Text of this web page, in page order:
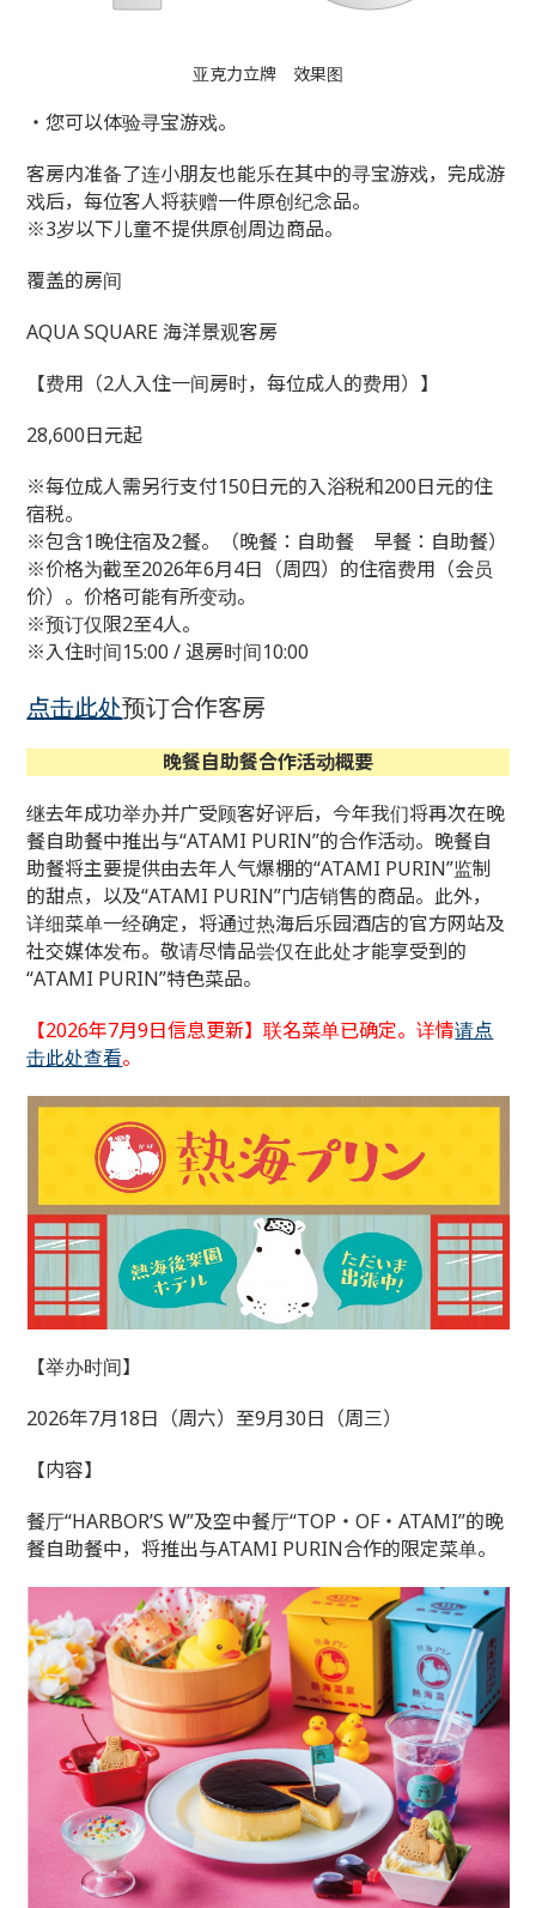
亚克力立牌 效果图
・您可以体验寻宝游戏。
客房内准备了连小朋友也能乐在其中的寻宝游戏，完成游
戏后，每位客人将获赠一件原创纪念品。
※3岁以下儿童不提供原创周边商品。
覆盖的房间
AQUA SQUARE 海洋景观客房
【费用（2人入住一间房时，每位成人的费用）】
28,600日元起
※每位成人需另行支付150日元的入浴税和200日元的住
宿税。
※包含1晚住宿及2餐。（晚餐：自助餐 早餐：自助餐）
※价格为截至2026年6月4日（周四）的住宿费用（会员
价）。价格可能有所变动。
※预订仅限2至4人。
※入住时间15:00 / 退房时间10:00
点击此处预订合作客房
晚餐自助餐合作活动概要
继去年成功举办并广受顾客好评后，今年我们将再次在晚
餐自助餐中推出与“ATAMI PURIN”的合作活动。晚餐自
助餐将主要提供由去年人气爆棚的“ATAMI PURIN”监制
的甜点，以及“ATAMI PURIN”门店销售的商品。此外，
详细菜单一经确定，将通过热海后乐园酒店的官方网站及
社交媒体发布。敬请尽情品尝仅在此处才能享受到的
“ATAMI PURIN”特色菜品。
【2026年7月9日信息更新】联名菜单已确定。详情请点
击此处查看。
【举办时间】
2026年7月18日（周六）至9月30日（周三）
【内容】
餐厅“HARBOR’S W”及空中餐厅“TOP・OF・ATAMI”的晚
餐自助餐中，将推出与ATAMI PURIN合作的限定菜单。